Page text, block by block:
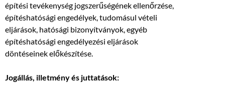
építési tevékenység jogszerűségének ellenőrzése,
építéshatósági engedélyek, tudomásul vételi
eljárások, hatósági bizonyítványok, egyéb
építéshatósági engedélyezési eljárások
döntéseinek előkészítése.
Jogállás, illetmény és juttatások: